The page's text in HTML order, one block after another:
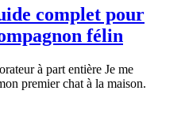
complet pour
félin
à part entière Je me
premier chat à la maison.